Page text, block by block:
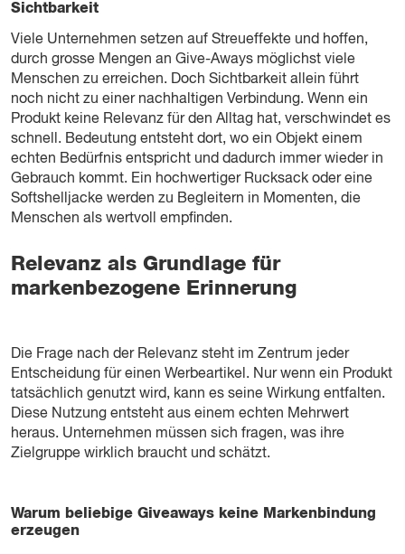
Sichtbarkeit
Viele Unternehmen setzen auf Streueffekte und hoffen,
durch grosse Mengen an Give-Aways möglichst viele
Menschen zu erreichen. Doch Sichtbarkeit allein führt
noch nicht zu einer nachhaltigen Verbindung. Wenn ein
Produkt keine Relevanz für den Alltag hat, verschwindet es
schnell. Bedeutung entsteht dort, wo ein Objekt einem
echten Bedürfnis entspricht und dadurch immer wieder in
Gebrauch kommt. Ein hochwertiger Rucksack oder eine
Softshelljacke werden zu Begleitern in Momenten, die
Menschen als wertvoll empfinden.
Relevanz als Grundlage für
markenbezogene Erinnerung
Die Frage nach der Relevanz steht im Zentrum jeder
Entscheidung für einen Werbeartikel. Nur wenn ein Produkt
tatsächlich genutzt wird, kann es seine Wirkung entfalten.
Diese Nutzung entsteht aus einem echten Mehrwert
heraus. Unternehmen müssen sich fragen, was ihre
Zielgruppe wirklich braucht und schätzt.
Warum beliebige Giveaways keine Markenbindung
erzeugen